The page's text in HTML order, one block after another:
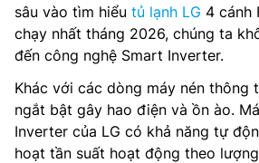
sâu vào tìm hiểu tủ lạnh LG 4 cánh
chạy nhất tháng 2026, chúng ta
đến công nghệ Smart Inverter.
Khác với các dòng máy nén thông
ngắt bật gây hao điện và ồn ào.
Inverter của LG có khả năng tự
hoạt tần suất hoạt động theo